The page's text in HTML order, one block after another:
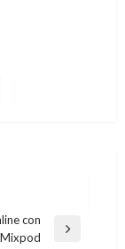
con
Mixpod